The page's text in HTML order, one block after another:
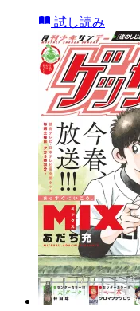
試し読み